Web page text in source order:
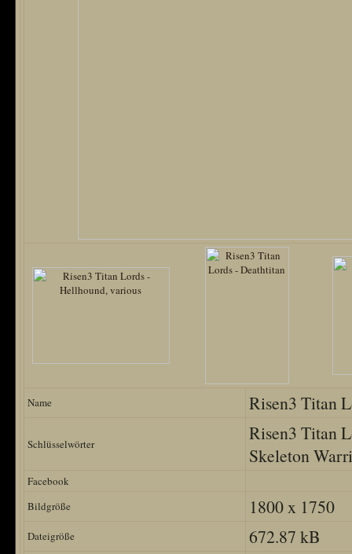
Name Risen3 Titan
Schlüsselwörter
Risen3 Titan
Skeleton
Facebook
Bildgröße
1800 x 1750
Dateigröße 672.87 kB